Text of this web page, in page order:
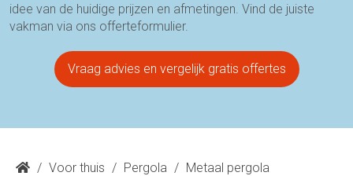
idee van de huidige prijzen en afmetingen. Vind de juiste
vakman via ons offerteformulier.
Vraag advies en vergelijk gratis offertes
/ Voor thuis / Pergola / Metaal pergola